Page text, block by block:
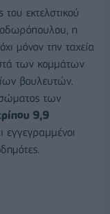
εκτελστικού
η
μόνον την ταχεία
των κομμάτων
βουλευτών.
των
9,9
εγγεγραμμένοι